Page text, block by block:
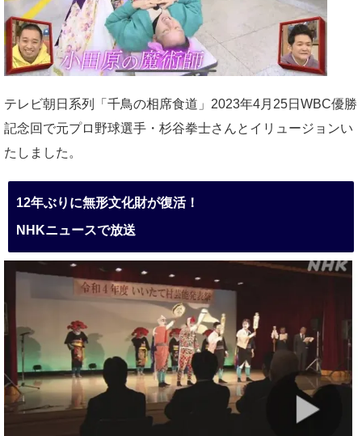
テレビ朝日系列「千鳥の相席食道」2023年4月25日WBC優勝
記念回で元プロ野球選手・杉谷拳士さんとイリュージョンい
たしました。
12年ぶりに無形文化財が復活！
NHKニュースで放送